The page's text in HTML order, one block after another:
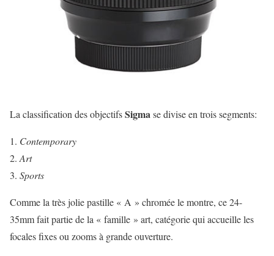
La classification des objectifsSigmase divise en trois segments:
Contemporary
Art
Sports
Comme la très jolie pastille « A » chromée le montre, ce 24-
35mm fait partie de la « famille » art, catégorie qui accueille les
focales fixes ou zooms à grande ouverture.